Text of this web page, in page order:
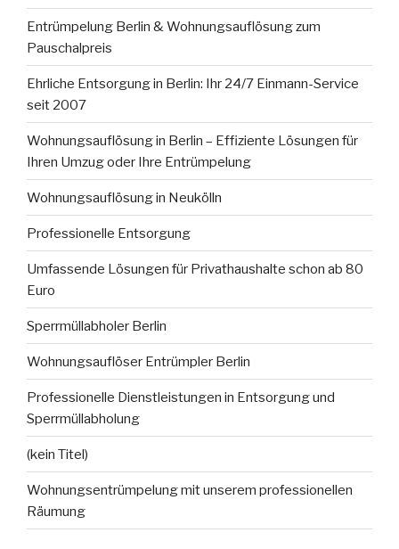
Entrümpelung Berlin & Wohnungsauflösung zum
Pauschalpreis
Ehrliche Entsorgung in Berlin: Ihr 24/7 Einmann-Service
seit 2007
Wohnungsauflösung in Berlin – Effiziente Lösungen für
Ihren Umzug oder Ihre Entrümpelung
Wohnungsauflösung in Neukölln
Professionelle Entsorgung
Umfassende Lösungen für Privathaushalte schon ab 80
Euro
Sperrmüllabholer Berlin
Wohnungsauflöser Entrümpler Berlin
Professionelle Dienstleistungen in Entsorgung und
Sperrmüllabholung
(kein Titel)
Wohnungsentrümpelung mit unserem professionellen
Räumung